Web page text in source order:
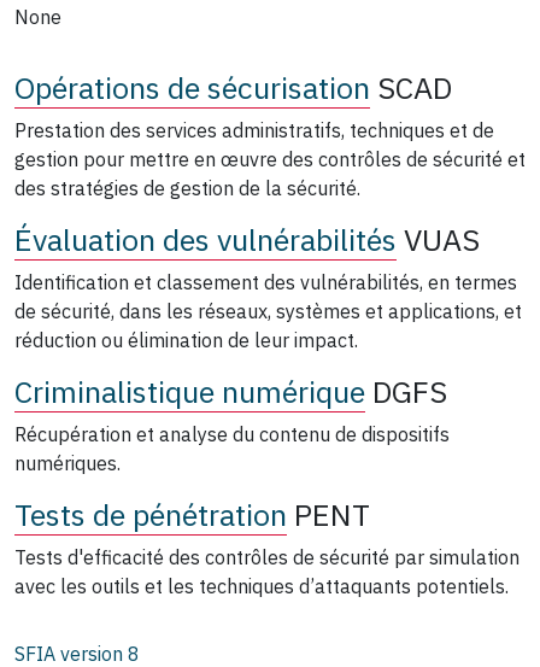
None
Opérations de sécurisation SCAD
Prestation des services administratifs, techniques et de
gestion pour mettre en œuvre des contrôles de sécurité et
des stratégies de gestion de la sécurité.
Évaluation des vulnérabilités VUAS
Identification et classement des vulnérabilités, en termes
de sécurité, dans les réseaux, systèmes et applications, et
réduction ou élimination de leur impact.
Criminalistique numérique DGFS
Récupération et analyse du contenu de dispositifs
numériques.
Tests de pénétration PENT
Tests d'efficacité des contrôles de sécurité par simulation
avec les outils et les techniques d’attaquants potentiels.
SFIA version 8